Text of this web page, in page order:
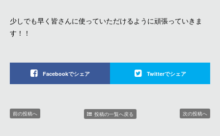
少しでも早く皆さんに使っていただけるように頑張っていきま
す！！
Facebookでシェア Twitterでシェア
前の投稿へ 投稿の一覧へ戻る 次の投稿へ